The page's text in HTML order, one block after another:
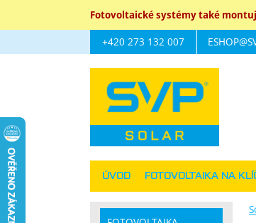
Fotovoltaické systémy také
Navigace
+420 273 132 007
ÚVOD FOTOVOLTAIKA NA